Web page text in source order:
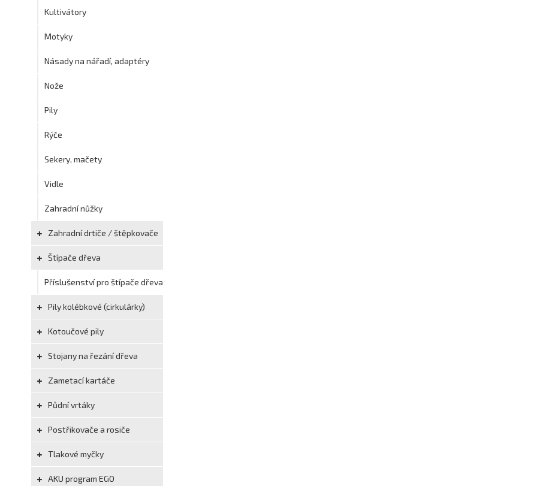
Kultivátory
Motyky
Násady na nářadí, adaptéry
Nože
Pily
Rýče
Sekery, mačety
Vidle
Zahradní nůžky
Zahradní drtiče / štěpkovače
Štípače dřeva
Příslušenství pro štípače dřeva
Pily kolébkové (cirkulárky)
Kotoučové pily
Stojany na řezání dřeva
Zametací kartáče
Půdní vrtáky
Postřikovače a rosiče
Tlakové myčky
AKU program EGO